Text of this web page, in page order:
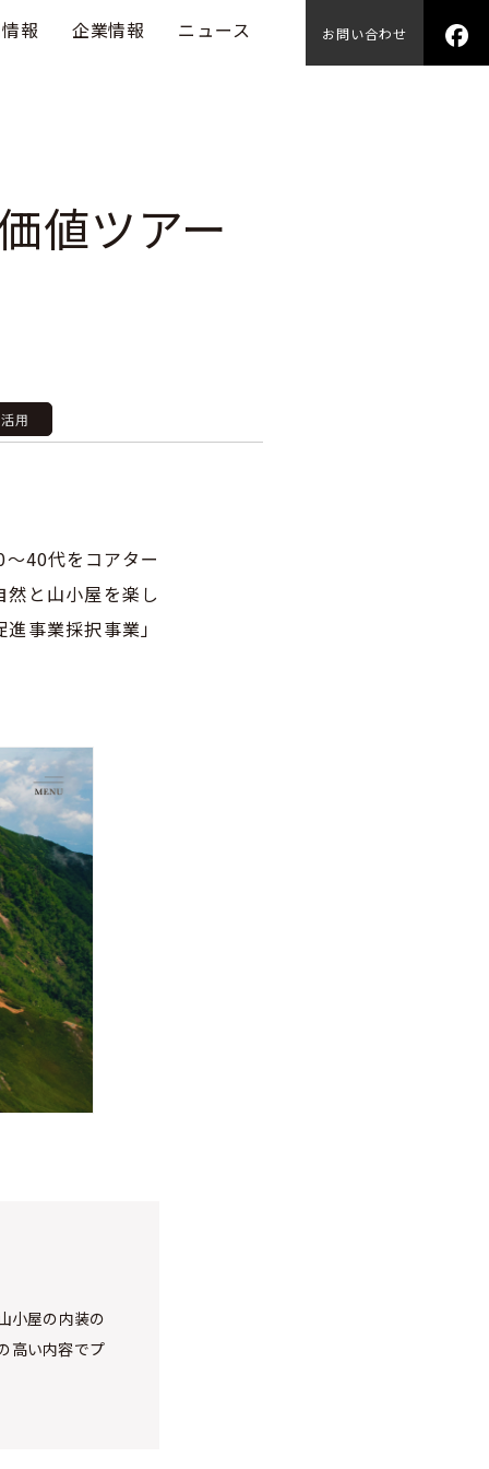
報 企業情報 ニュース お問い合わせ
値ツアー
用
40代をコアター
と山小屋を楽し
事業採択事業」
小屋の内装の
高い内容でプ